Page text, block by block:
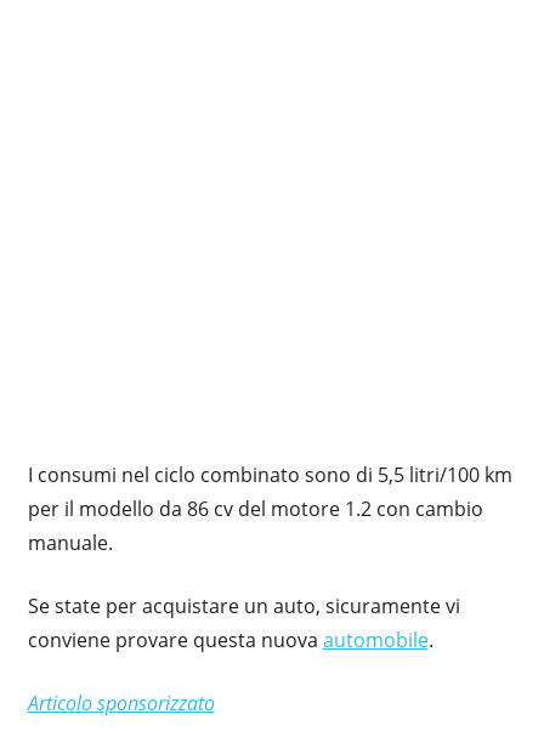
I consumi nel ciclo combinato sono di 5,5 litri/100 km
per il modello da 86 cv del motore 1.2 con cambio
manuale.
Se state per acquistare un auto, sicuramente vi
conviene provare questa nuova automobile.
Articolo sponsorizzato